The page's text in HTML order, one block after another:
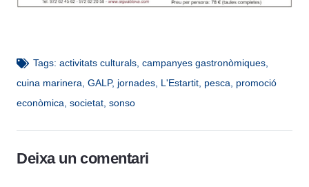
Tags: activitats culturals, campanyes gastronòmiques,
cuina marinera GALP, jornades L'Estartit pesca
promoció
econòmica societat sonso
Deixa un comentari